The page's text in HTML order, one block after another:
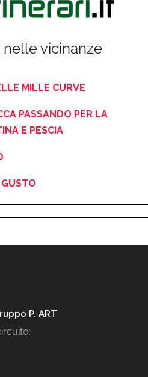
nelle vicinanze
MILLE CURVE
PASSANDO PER LA
E PESCIA
P. ART